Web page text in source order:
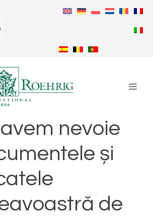
nevoie
și
de